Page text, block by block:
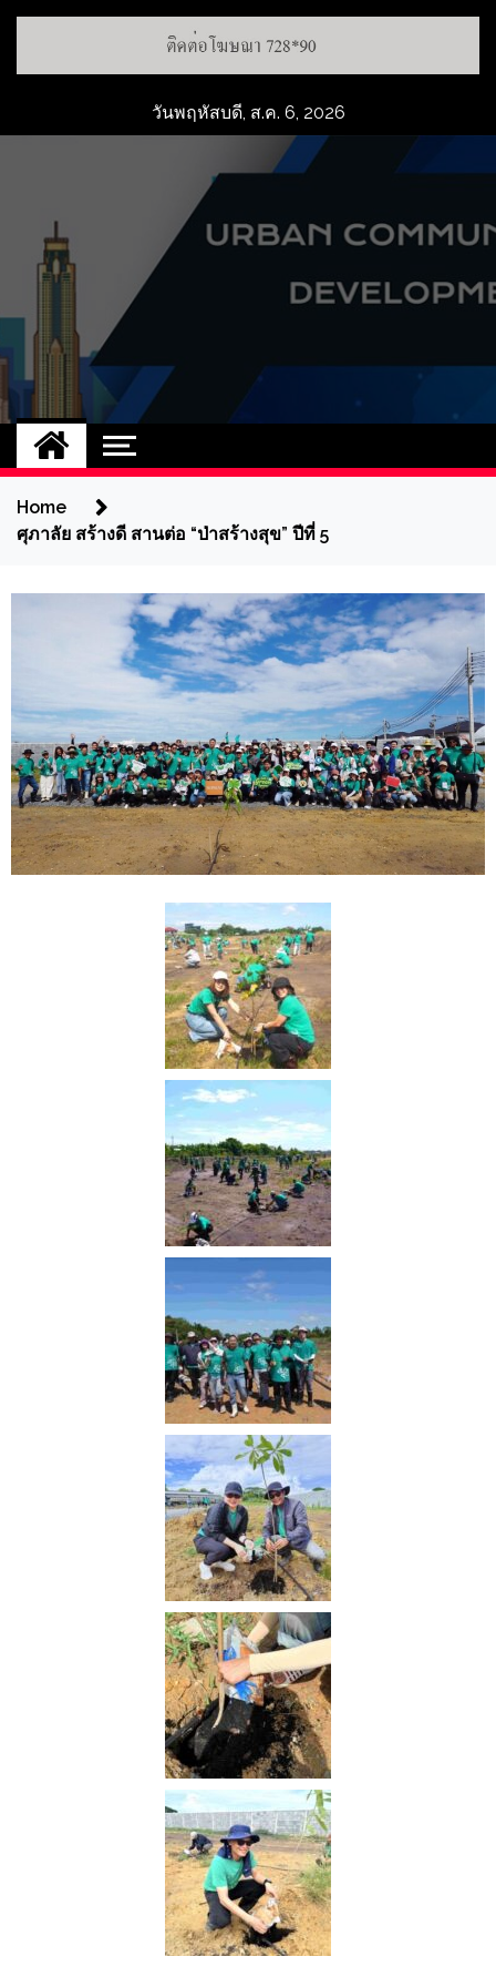
วันพฤหัสบดี, ส.ค. 6, 2026
UCD
NEW
Home
ศุภาลัย สร้างดี สานต่อ “ป่าสร้างสุข” ปีที่ 5